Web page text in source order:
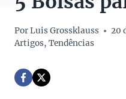
PorLuis Grossklauss
20
Artigos, Tendências